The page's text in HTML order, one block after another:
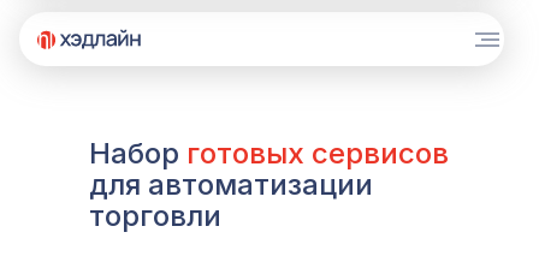
Набор готовых сервисов
для автоматизации
торговли